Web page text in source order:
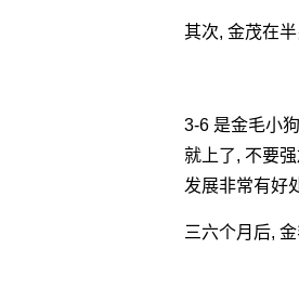
其次, 金茂在
3-6 是金毛小
就上了, 不要
发展非常有好
三六个月后,